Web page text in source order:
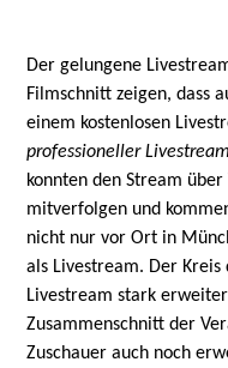
Der gelungene
Filmschnitt zeigen, dass
einem kostenlosen
professioneller Livestream
konnten den Stream
mitverfolgen und
nicht nur vor Ort in
als Livestream. Der
Livestream stark
Zusammenschnitt der
Zuschauer auch noch